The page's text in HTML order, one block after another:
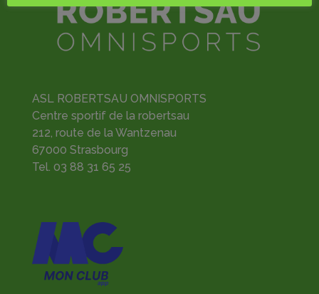
ASL ROBERTSAU OMNISPORTS
Centre sportif de la robertsau
212, route de la Wantzenau
67000 Strasbourg
Tel. 03 88 31 65 25